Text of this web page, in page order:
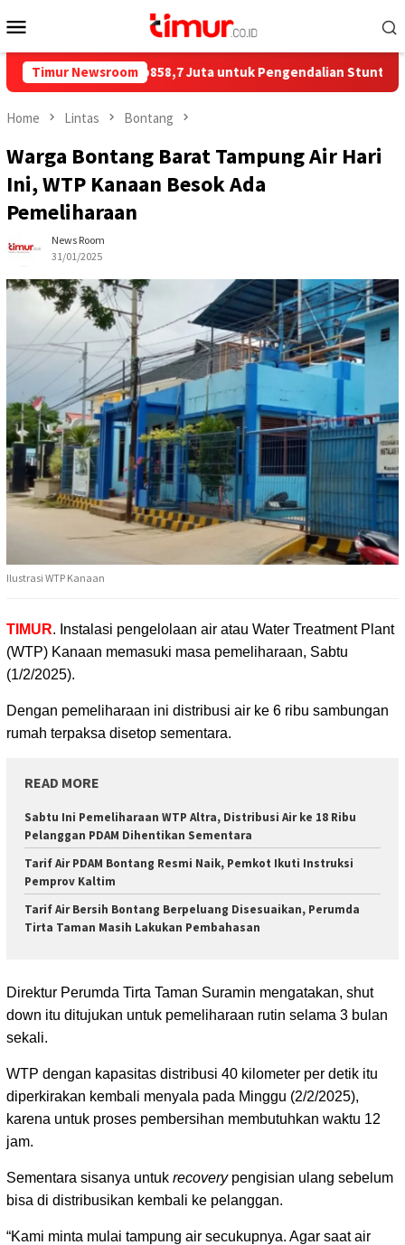
to
Menu
Timur Newsroom
Salurkan Rp858,7 Juta untuk Pengendalian Stunting di Kota
Home Lintas Bontang
Warga Bontang Barat Tampung Air Hari
Ini, WTP Kanaan Besok Ada
Pemeliharaan
News Room
31/01/2025
Ilustrasi WTP Kanaan
TIMUR. Instalasi pengelolaan air atau Water Treatment Plant
(WTP) Kanaan memasuki masa pemeliharaan, Sabtu
(1/2/2025).
Dengan pemeliharaan ini distribusi air ke 6 ribu sambungan
rumah terpaksa disetop sementara.
READ MORE
Sabtu Ini Pemeliharaan WTP Altra, Distribusi Air ke 18 Ribu
Pelanggan PDAM Dihentikan Sementara
Tarif Air PDAM Bontang Resmi Naik, Pemkot Ikuti Instruksi
Pemprov Kaltim
Tarif Air Bersih Bontang Berpeluang Disesuaikan, Perumda
Tirta Taman Masih Lakukan Pembahasan
Direktur Perumda Tirta Taman Suramin mengatakan, shut
down itu ditujukan untuk pemeliharaan rutin selama 3 bulan
sekali.
WTP dengan kapasitas distribusi 40 kilometer per detik itu
diperkirakan kembali menyala pada Minggu (2/2/2025),
karena untuk proses pembersihan membutuhkan waktu 12
jam.
Sementara sisanya untuk recoverypengisian ulang sebelum
bisa di distribusikan kembali ke pelanggan.
“Kami minta mulai tampung air secukupnya. Agar saat air